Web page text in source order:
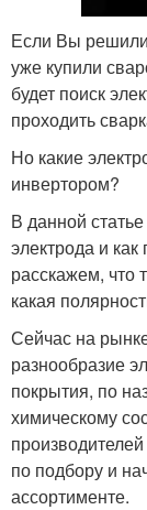
Если Вы
уже купили
будет поиск
проходить
Но какие
инвертором?
В данной
электрода и
расскажем, что
какая
Сейчас на
разнообразие
покрытия, по
химическому
по подбору и
ассортименте.